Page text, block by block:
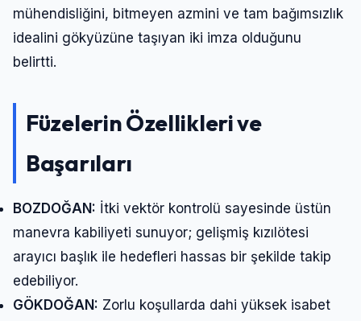
mühendisliğini, bitmeyen azmini ve tam bağımsızlık
idealini gökyüzüne taşıyan iki imza olduğunu
belirtti.
Füzelerin Özellikleri ve
Başarıları
BOZDOĞAN: İtki vektör kontrolü sayesinde üstün
manevra kabiliyeti sunuyor; gelişmiş kızılötesi
arayıcı başlık ile hedefleri hassas bir şekilde takip
edebiliyor.
GÖKDOĞAN: Zorlu koşullarda dahi yüksek isabet